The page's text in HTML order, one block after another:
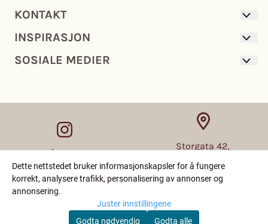
GARN
GARNPAKKER
OPPSKRIFTER
KONTAKT
OM OSS
KONTAKT OSS
INSPIRASJON
NYHETER
SOSIALE MEDIER
FACEBOOK
Følg oss på sosiale medier!
Storgata 42,
8370 Leknes
76 08 09 01
kundeservice@
Dette nettstedet bruker informasjonskapsler for å fungere
korrekt, analysere trafikk, personalisering av annonser og
annonsering.
Juster innstillingene
Godta nødvendig
Godta alle